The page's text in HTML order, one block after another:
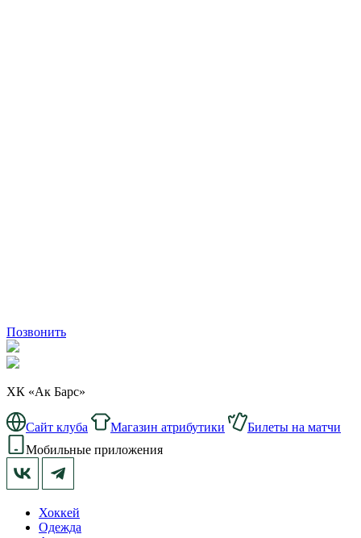
Позвонить
ХК «Ак Барс»
Сайт клуба Магазин атрибутики
Билеты на матчи
Мобильные приложения
Хоккей
Одежда